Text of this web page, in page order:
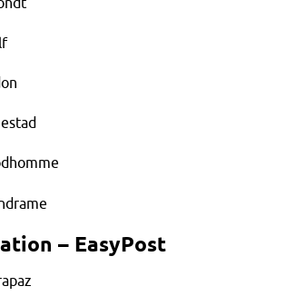
– EasyPost